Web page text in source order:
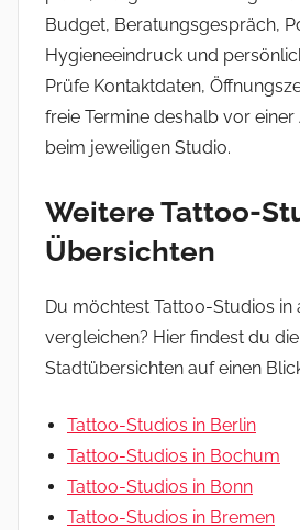
Budget, Beratungsgespräch,
Hygieneeindruck und
Prüfe Kontaktdaten,
freie Termine deshalb vor
beim jeweiligen Studio.
Weitere Tattoo-
Übersichten
Du möchtest Tattoo-Studios in
vergleichen? Hier findest du
Stadtübersichten auf einen
Tattoo-Studios in Berlin
Tattoo-Studios in Bochum
Tattoo-Studios in Bonn
Tattoo-Studios in Bremen